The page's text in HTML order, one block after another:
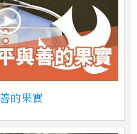
的果實